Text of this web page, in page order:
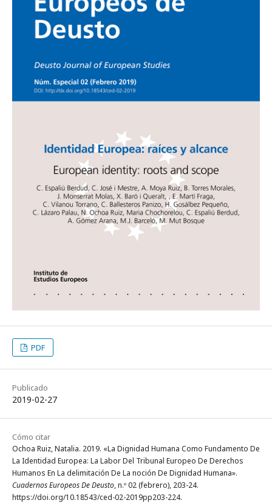
PDF
Publicado
2019-02-27
Cómo citar
Ochoa Ruiz, Natalia. 2019. «La Dignidad Humana Como Fundamento De
La Identidad Europea: La Labor Del Tribunal Europeo De Derechos
Humanos En La delimitación De La noción De Dignidad Humana».
Cuadernos Europeos De Deusto, n.º 02 (febrero), 203-24.
https://doi.org/10.18543/ced-02-2019pp203-224.